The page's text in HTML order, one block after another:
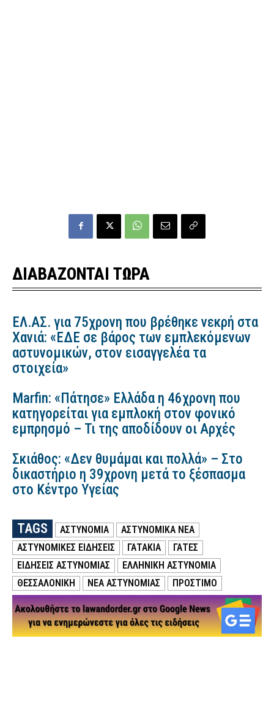
ΔΙΑΒΑΖΟΝΤΑΙ ΤΩΡΑ
ΕΛ.ΑΣ. για 75χρονη που βρέθηκε νεκρή στα
Χανιά: «ΕΔΕ σε βάρος των εμπλεκόμενων
αστυνομικών, στον εισαγγελέα τα
στοιχεία»
Marfin: «Πάτησε» Ελλάδα η 46χρονη που
κατηγορείται για εμπλοκή στον φονικό
εμπρησμό – Τι της αποδίδουν οι Αρχές
Σκιάθος: «Δεν θυμάμαι και πολλά» – Στο
δικαστήριο η 39χρονη μετά το ξέσπασμα
στο Κέντρο Υγείας
TAGS ΑΣΤΥΝΟΜΙΑ
ΑΣΤΥΝΟΜΙΚΑ ΝΕΑ
ΑΣΤΥΝΟΜΙΚΕΣ ΕΙΔΗΣΕΙΣ
ΓΑΤΆΚΙΑ
ΓΆΤΕΣ
ΕΙΔΗΣΕΙΣ ΑΣΤΥΝΟΜΙΑΣ
ΕΛΛΗΝΙΚΗ ΑΣΤΥΝΟΜΙΑ
ΘΕΣΣΑΛΟΝΙΚΗ
ΝΕΑ ΑΣΤΥΝΟΜΙΑΣ ΠΡΟΣΤΙΜΟ